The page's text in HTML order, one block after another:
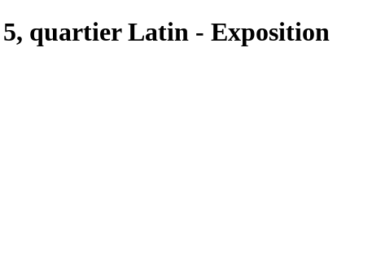
quartier Latin - Exposition